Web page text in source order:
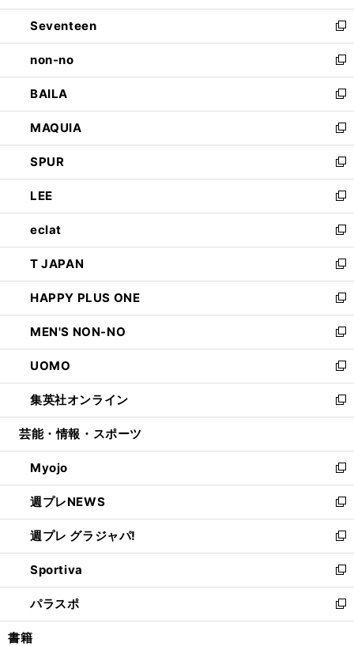
開
く
ウ
で
開
く
ン
ド
ウ
で
開
く
Seventeen
新
し
い
ウ
ィ
ン
ド
ウ
で
開
く
non-no
新
し
い
ウ
ィ
ン
ド
ウ
で
開
く
BAILA
新
し
い
ウ
ィ
ン
ド
ウ
で
開
く
MAQUIA
新
し
い
ウ
ィ
ン
ド
ウ
で
開
く
SPUR
新
し
い
ウ
ィ
ン
ド
ウ
で
開
く
LEE
新
し
い
ウ
ィ
ン
ド
ウ
で
開
く
eclat
新
し
い
ウ
ィ
ン
ド
ウ
で
開
く
T JAPAN
新
し
い
ウ
ィ
ン
ド
ウ
で
開
HAPPY PLUS ONE
新
し
い
ウ
ィ
ン
ド
ウ
開
く
MEN'S NON-NO
新
し
い
ウ
ィ
ン
ウ
で
開
く
UOMO
新
し
い
ウ
ン
ド
ウ
で
開
く
集英社オンライン
新
し
ウ
ィ
ン
ド
ウ
で
開
く
芸能・情報・スポーツ
Myojo
新
し
い
ウ
ィ
ン
ド
ウ
で
開
週プレNEWS
新
し
い
ウ
ィ
ン
ド
ウ
週プレ グラジャパ!
新
し
い
ウ
ィ
ン
Sportiva
新
し
い
ウ
パラスポ
新
し
書籍